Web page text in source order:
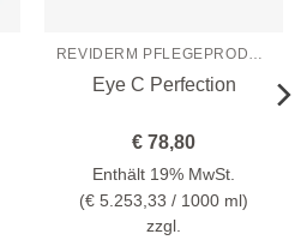
REVIDERM PFLEGEPRODUKTE
Eye C Perfection
€ 78,80
Enthält 19% MwSt.
(€ 5.253,33 / 1000 ml)
zzgl.